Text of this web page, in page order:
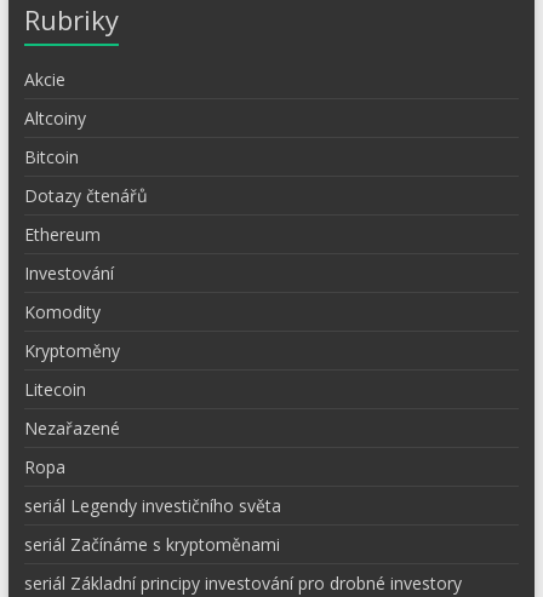
Rubriky
Akcie
Altcoiny
Bitcoin
Dotazy čtenářů
Ethereum
Investování
Komodity
Kryptoměny
Litecoin
Nezařazené
Ropa
seriál Legendy investičního světa
seriál Začínáme s kryptoměnami
seriál Základní principy investování pro drobné investory